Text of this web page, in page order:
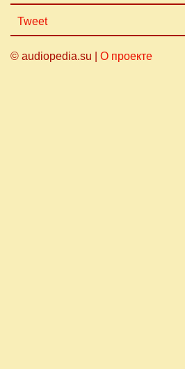
Tweet
© audiopedia.su | О проекте